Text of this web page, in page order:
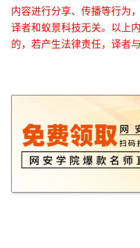
内容进行分享、传播等行为
译者和蚁景科技无关。以上
的，若产生法律责任，译者